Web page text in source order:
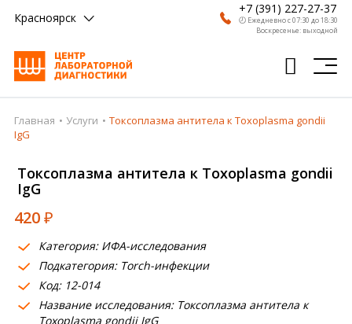
Красноярск
+7 (391) 227-27-37
🕗 Ежедневно с 07:30 до 18:30
Воскресенье: выходной
Главная
Врачи
Получить результат
Пациентам
О компании
Где сдать
Главная Услуги
Токсоплазма антитела к Toxoplasma gondii
IgG
Токсоплазма антитела к Toxoplasma gondii
IgG
420₽
Категория: ИФА-исследования
Подкатегория: Torch-инфекции
Код: 12-014
Название исследования: Токсоплазма антитела к
Toxoplasma gondii IgG